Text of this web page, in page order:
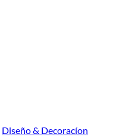
Diseño & Decoracíon